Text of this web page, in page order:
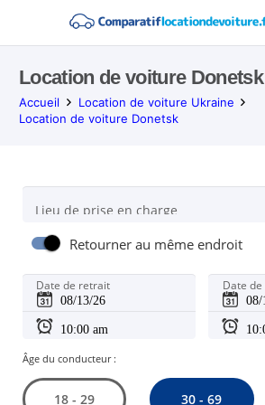
Location de voiture Donetsk
Accueil
Location de voiture Ukraine
Location de voiture Donetsk
Lieu de prise en charge
Retourner au même endroit
Date de retrait Date
Âge du conducteur :
18 - 29 30 - 69